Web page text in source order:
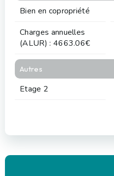
Bien en copropriété
Charges annuelles
(ALUR) : 4663.06€
Autres
Etage 2